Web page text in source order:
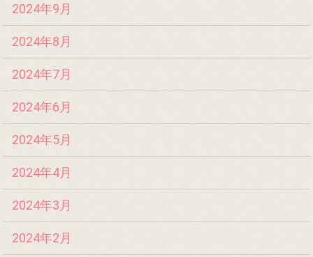
2024年9月
2024年8月
2024年7月
2024年6月
2024年5月
2024年4月
2024年3月
2024年2月